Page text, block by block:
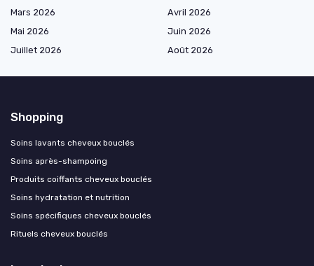
Mars 2026
Avril 2026
Mai 2026
Juin 2026
Juillet 2026
Août 2026
Shopping
Soins lavants cheveux bouclés
Soins après-shampoing
Produits coiffants cheveux bouclés
Soins hydratation et nutrition
Soins spécifiques cheveux bouclés
Rituels cheveux bouclés